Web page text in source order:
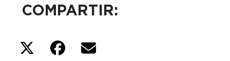
COMPARTIR: